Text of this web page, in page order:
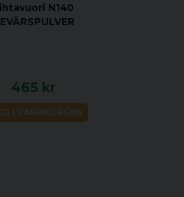
N140
465 kr
I VARUKORGEN